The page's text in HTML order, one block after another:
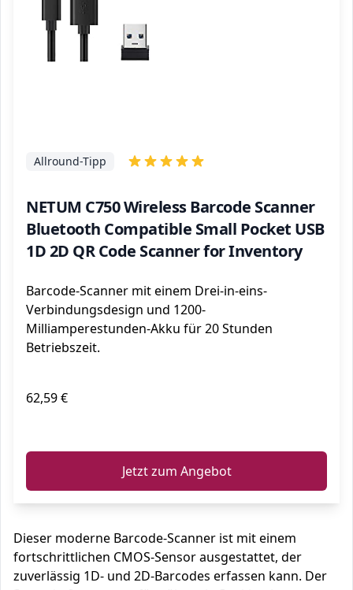
NETUM C750 Wireless Barcode Scanner
Bluetooth Compatible Small Pocket USB
1D 2D QR Code Scanner for Inventory
Allround-Tipp
Barcode-Scanner mit einem Drei-in-eins-
Verbindungsdesign und 1200-
Milliamperestunden-Akku für 20 Stunden
Betriebszeit.
62,59 €
Jetzt zum Angebot
Dieser moderne Barcode-Scanner ist mit einem
fortschrittlichen CMOS-Sensor ausgestattet, der
zuverlässig 1D- und 2D-Barcodes erfassen kann. Der